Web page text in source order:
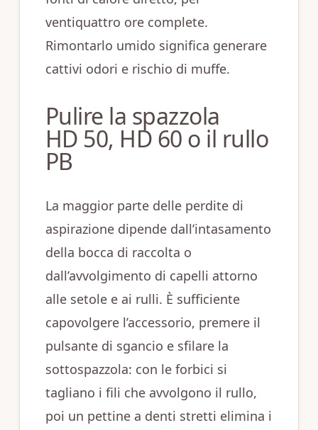
ventiquattro ore complete.
Rimontarlo umido significa generare
cattivi odori e rischio di muffe.
Pulire la spazzola
HD 50, HD 60 o il rullo
PB
La maggior parte delle perdite di
aspirazione dipende dall’intasamento
della bocca di raccolta o
dall’avvolgimento di capelli attorno
alle setole e ai rulli. È sufficiente
capovolgere l’accessorio, premere il
pulsante di sgancio e sfilare la
sottospazzola: con le forbici si
tagliano i fili che avvolgono il rullo,
poi un pettine a denti stretti elimina i